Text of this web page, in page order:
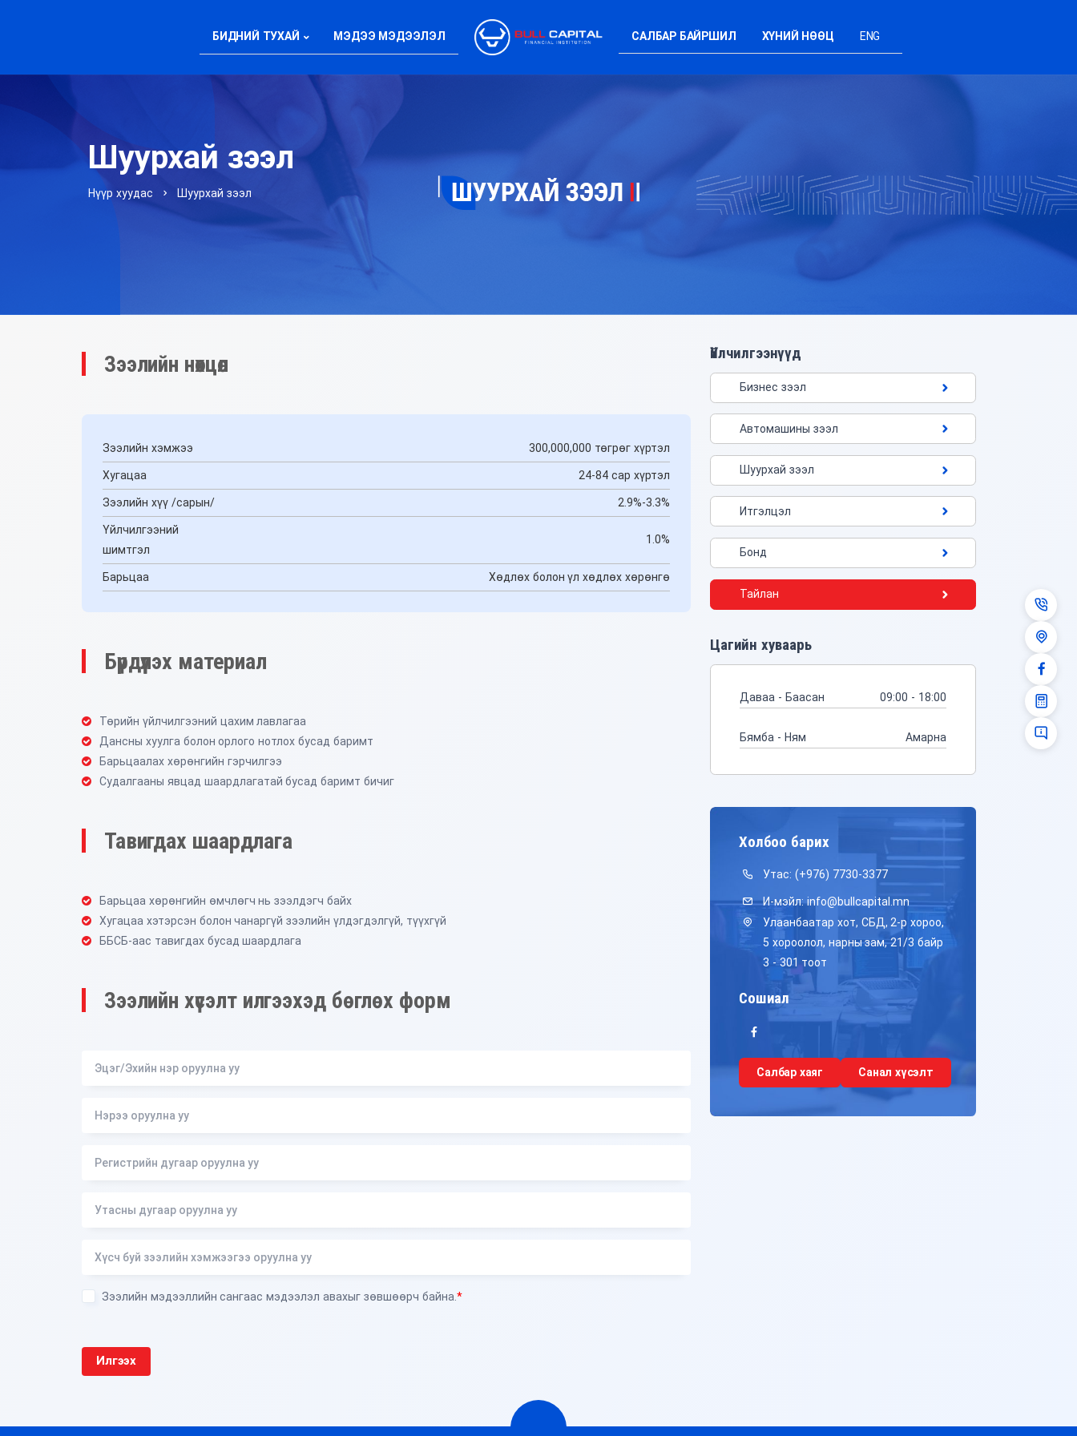
БИДНИЙ ТУХАЙ МЭДЭЭ МЭДЭЭЛЭЛ САЛБАР БАЙРШИЛ ХҮНИЙ НӨӨЦ ENG
Шуурхай зээл
Нүүр хуудас Шуурхай зээл
Зээлийн нөхцөл
Зээлийн хэмжээ 300,000,000 төгрөг хүртэл
Хугацаа 24-84 сар хүртэл
Зээлийн хүү /сарын/ 2.9%-3.3%
Үйлчилгээний
шимтгэл
1.0%
Барьцаа Хөдлөх болон үл хөдлөх хөрөнгө
Бүрдүүлэх материал
Төрийн үйлчилгээний цахим лавлагаа
Дансны хуулга болон орлого нотлох бусад баримт
Барьцаалах хөрөнгийн гэрчилгээ
Судалгааны явцад шаардлагатай бусад баримт бичиг
Тавигдах шаардлага
Барьцаа хөрөнгийн өмчлөгч нь зээлдэгч байх
Хугацаа хэтэрсэн болон чанаргүй зээлийн үлдэгдэлгүй, түүхгүй
ББСБ-аас тавигдах бусад шаардлага
Зээлийн хүсэлт илгээхэд бөглөх форм
Зээлийн мэдээллийн сангаас мэдээлэл авахыг зөвшөөрч байна. *
Илгээх
Үйлчилгээнүүд
Бизнес зээл
Автомашины зээл
Шуурхай зээл
Итгэлцэл
Бонд
Тайлан
Цагийн хуваарь
Даваа - Баасан 09:00 - 18:00
Бямба - Ням Амарна
Холбоо барих
Утас: (+976) 7730-3377
И-мэйл: info@bullcapital.mn
Улаанбаатар хот, СБД, 2-р хороо,
5 хороолол, нарны зам, 21/3 байр
3 - 301 тоот
Сошиал
Салбар хаяг Санал хүсэлт